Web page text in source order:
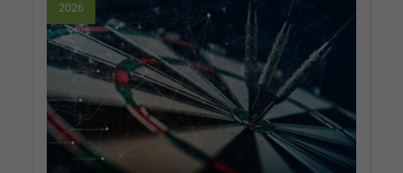
2026